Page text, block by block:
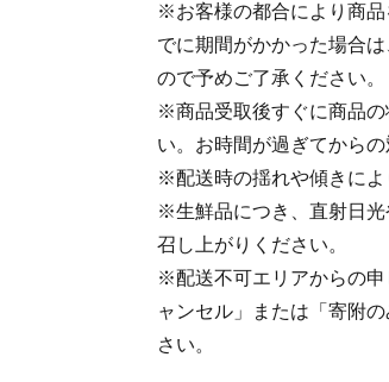
※お客様の都合により商品
でに期間がかかった場合
ので予めご了承ください。
※商品受取後すぐに商品の
い。お時間が過ぎてからの
※配送時の揺れや傾きによ
※生鮮品につき、直射日
召し上がりください。
※配送不可エリアからの
ャンセル」または「寄附
さい。